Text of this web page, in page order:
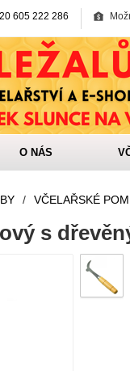
605 222 286
O NÁS
/ VČELAŘSKÉ
s